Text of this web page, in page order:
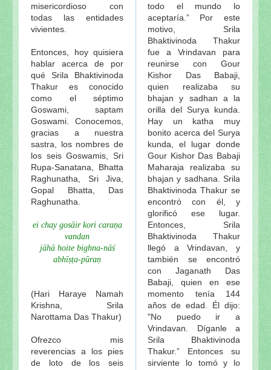
misericordioso con
todas las entidades
vivientes.
Entonces, hoy quisiera
hablar acerca de por
qué Srila Bhaktivinoda
Thakur es conocido
como el séptimo
Goswami, saptam
Goswami. Conocemos,
gracias a nuestra
sastra, los nombres de
los seis Goswamis, Sri
Rupa-Sanatana, Bhatta
Raghunatha, Sri Jiva,
Gopal Bhatta, Das
Raghunatha.
ei chay gosāir kori caraṇa
vandan
jāhā hoite bighna-nāś
abhīṣṭa-pūraṇ
(Hari Haraye Namah
Krishna, Srila
Narottama Das Thakur)
Ofrezco mis
reverencias a los pies
de loto de los seis
todo el mundo lo
aceptaría.” Por este
motivo, Srila
Bhaktivinoda Thakur
fue a Vrindavan para
reunirse con Gour
Kishor Das Babaji,
quien realizaba su
bhajan y sadhan a la
orilla del Surya kunda.
Hay un katha muy
bonito acerca del Surya
kunda, el lugar donde
Gour Kishor Das Babaji
Maharaja realizaba su
bhajan y sadhana. Srila
Bhaktivinoda Thakur se
encontró con él, y
glorificó ese lugar.
Entonces, Srila
Bhaktivinoda Thakur
llegó a Vrindavan, y
también se encontró
con Jaganath Das
Babaji, quien en ese
momento tenía 144
años de edad. Él dijo:
"No puedo ir a
Vrindavan. Díganle a
Srila Bhaktivinoda
Thakur.” Entonces su
sirviente lo tomó y lo